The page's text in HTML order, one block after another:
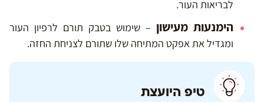
לבריאות העור.
הימנעות מעישון – שימוש בטבק תורם לרפיון העור
ומגדיל את אפקט המתיחה שלו שתורם לצניחת החזה.
טיפ היועצת